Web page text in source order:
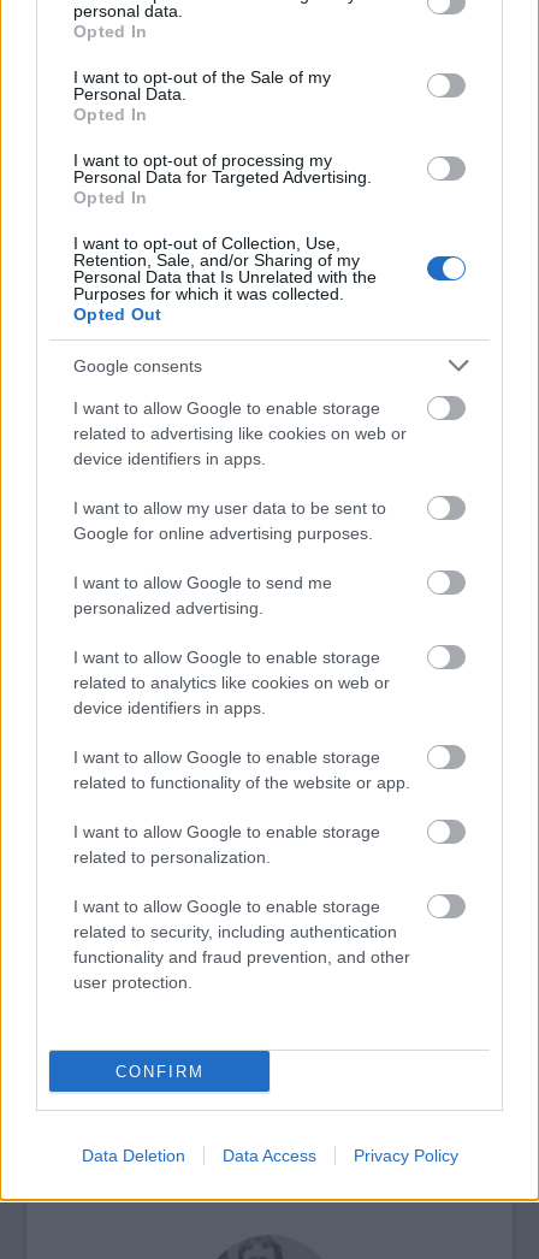
grant or deny consent to Google and its third-party tags to
use your data for below specified purposes in below Google
consent section.
personal data.
Opted In
I want to opt-out of the Sale of my
Personal Data.
Opted In
I want to opt-out of processing my
Personal Data for Targeted Advertising.
Opted In
I want to opt-out of Collection, Use,
Retention, Sale, and/or Sharing of my
Personal Data that Is Unrelated with the
Purposes for which it was collected.
Opted Out
Google consents
I want to allow Google to enable storage
related to advertising like cookies on web or
device identifiers in apps.
I want to allow my user data to be sent to
Google for online advertising purposes.
I want to allow Google to send me
personalized advertising.
I want to allow Google to enable storage
related to analytics like cookies on web or
device identifiers in apps.
I want to allow Google to enable storage
related to functionality of the website or app.
I want to allow Google to enable storage
related to personalization.
I want to allow Google to enable storage
related to security, including authentication
functionality and fraud prevention, and other
user protection.
CONFIRM
Data Deletion Data Access Privacy Policy
A héten szó lesz még az egyre terjedő
Gagyi Ágnes erdélyi szociológussal és Csepeli
György szociológussal járunk körbe Prieger
egyre terjedőben lévő fogalom csak részben
kapcsolódik az orvosi értelemben vett
planetáris sértetlenségről, érintetlenségről,
teljességről beszélhetünk, valamint az ember
jogáról, amivel ehhez hozzáférhet. A
törekvésről, hogy a szavakon túl valóban
hozzáférhessen. Az emberiség válaszút előtt
áll, vagy új gondolkodásmódot és közösségi
működést alakít ki, melynek középpontjában
nem a tőke, a területi hatalom, a társadalmak
fölötti uralom, hanem a planetáris egészség
fogalma áll, vagy hagyja magát kiszolgáltatni
a mindenfelől fenekedő nagytestvérek
hozzá Bojár.
Az izgalmas kérdésfelvetések folytatódnak,
néhány cím és név a következő
beszélgetésekből: Hogyan élhetjük túl a 21.
századot? Változó étrend, Hír és Valóság,
Járvány és emberiség, Hit és Ökológia. Csányi
Vilmos, Beer Miklós, Jordán Ferenc, Röhrig
Kollár-Klemencz László.
minden koraeste 18h-kor tekinthetők meg
élőben a 10 millió Fa facebook oldalán. A Föld
Hete után pedig heti egy alkalommal
Péter, Tüske Ferenc.